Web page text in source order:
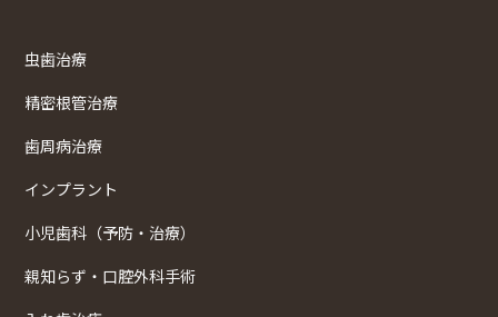
虫歯治療
精密根管治療
歯周病治療
インプラント
小児歯科（予防・治療）
親知らず・口腔外科手術